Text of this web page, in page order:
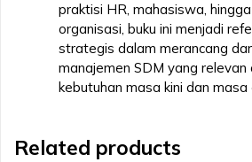
praktisi HR, mahasiswa,
organisasi, buku ini menjadi
strategis dalam merancang
manajemen SDM yang relevan
kebutuhan masa kini dan masa
Related products